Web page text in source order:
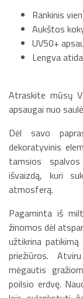
Rankinis
Aukštos
UV50+
Lengva
Atraskite mūsų
apsaugai nuo
Dėl savo
dekoratyvinis
tamsios
išvaizdą, kuri
atmosferą.
Pagaminta iš
žinomos dėl
užtikrina
priežiūros.
mėgautis
poilsio erdvę.